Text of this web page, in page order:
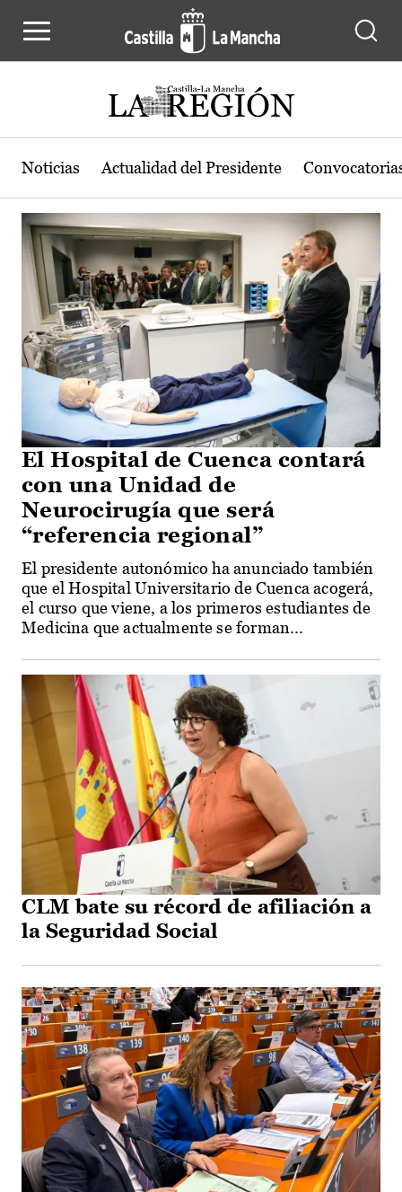
Actualidad de la región de Castilla-
Noticias Actualidad del Presidente
El Hospital de Cuenca contará
con una Unidad de
Neurocirugía que será
“referencia regional”
El presidente autonómico ha anunciado también
que el Hospital Universitario de Cuenca acogerá,
el curso que viene, a los primeros estudiantes de
Medicina que actualmente se forman...
CLM bate su récord de afiliación a
la Seguridad Social